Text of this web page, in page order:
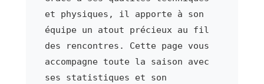
et physiques, il apporte à son
équipe un atout précieux au fil
des rencontres. Cette page vous
accompagne toute la saison avec
ses statistiques et son